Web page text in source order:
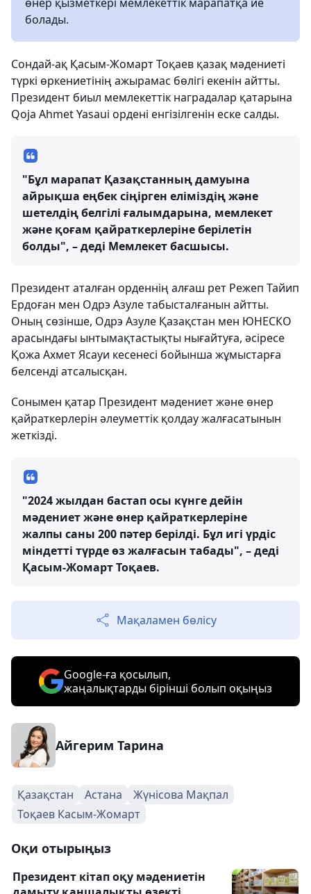
болады.
Сондай-ақ Қасым-Жомарт Тоқаев қазақ мәдениеті
түркі өркениетінің ажырамас бөлігі екенін айтты.
Президент биыл мемлекеттік наградалар қатарына
Qoja Ahmet Yasaui ордені енгізілгенін еске салды.
"Бұл марапат Қазақстанның дамуына
айрықша еңбек сіңірген еліміздің және
шетелдің белгілі ғалымдарына, мемлекет
және қоғам қайраткерлеріне берілетін
болды", – деді Мемлекет басшысы.
Президент аталған орденнің алғаш рет Режеп Тайип
Ердоған мен Одрэ Азуле табысталғанын айтты.
Оның сөзінше, Одрэ Азуле Қазақстан мен ЮНЕСКО
арасындағы ынтымақтастықты нығайтуға, әсіресе
Қожа Ахмет Ясауи кесенесі бойынша жұмыстарға
белсенді атсалысқан.
Сонымен қатар Президент мәдениет және өнер
қайраткерлерін әлеуметтік қолдау жалғасатынын
жеткізді.
"2024 жылдан бастап осы күнге дейін
мәдениет және өнер қайраткерлеріне
жалпы саны 200 пәтер берілді. Бұл игі үрдіс
міндетті түрде өз жалғасын табады", – деді
Қасым-Жомарт Тоқаев.
Мақаламен бөлісу
Google-ға қосылып,
жаңалықтарды бірінші болып оқыңыз
Айгерим Тарина
Қазақстан Астана
Жүнісова Мақпал
Тоқаев Касым-Жомарт
Оқи отырыңыз
Президент кітап оқу мәдениетін